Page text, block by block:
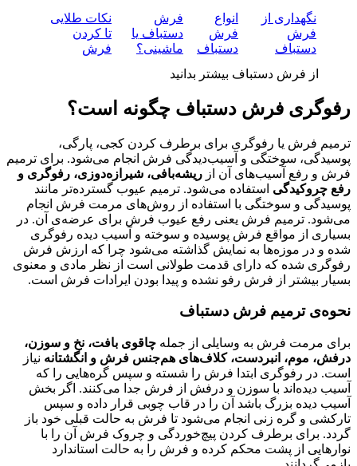
نگهداری از
فرش
دستباف
انواع
فرش
دستباف
فرش
دستباف یا
ماشینی؟
نکات طلایی
تا کردن
فرش
از فرش دستباف بیشتر بدانید
رفوگری فرش دستباف چگونه است؟
ترمیم فرش یا رفوگری برای برطرف کردن کجی، پارگی،
پوسیدگی، سوختگی و آسیب‌دیدگی فرش انجام می‌شود. برای ترمیم
فرش و رفع آسیب‌های آن از ریشه‌بافی، شیرازه‌دوزی، رفوگری و
رفع چروکیدگی استفاده می‌شود. ترمیم عیوب گسترده‌تر مانند
پوسیدگی و سوختگی با استفاده از روش‌های مرمت فرش انجام
می‌شود. ترمیم فرش یعنی رفع عیوب فرش برای عرضه‌ی آن. در
بسیاری از مواقع فرش پوسیده و سوخته و آسیب دیده رفوگری
شده و در موزه‌ها به نمایش گذاشته می‌شود چرا که ارزش فرش
رفوگری شده که دارای قدمت طولانی است از نظر مادی و معنوی
بسیار بیشتر از فرش رفو نشده و پیدا بودن ایرادات فرش است.
نحوه‌ی ترمیم فرش دستباف
برای مرمت فرش به وسایلی از جمله چاقوی بافت، نخ و سوزن،
درفش، موم، انبردست، کلاف‌های هم‌جنس فرش و انگشتانه نیاز
است. در رفوگری ابتدا فرش را شسته و سپس گره‌هایی را که
آسیب دیده‌اند با سوزن و درفش از فرش جدا می‌کنند. اگر بخش
آسیب دیده بزرگ باشد آن را در قاب چوبی قرار داده و سپس
تارکشی و گره زنی انجام می‌شود تا فرش به حالت قبلی خود باز
گردد. برای برطرف کردن پیچ‌خوردگی و چروک فرش آن را با
نوارهایی از پشت محکم کرده و فرش را به حالت استاندارد